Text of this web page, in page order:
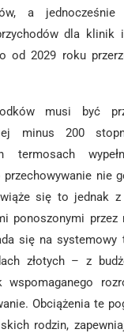
a jednocześnie
dla klinik
od 2029 roku
musi być
minus 200
termosach
nie
się to jednak z
ponoszonymi
się na
złotych – z
wspomaganego
Obciążenia te
rodzin,